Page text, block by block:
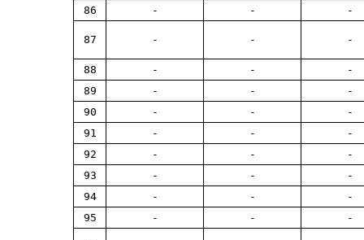
86
- - -
87 - - -
88 - -
-
89
- -
-
90
- -
-
91
- -
-
92
- -
-
93
- -
-
94
- -
-
95
- - -